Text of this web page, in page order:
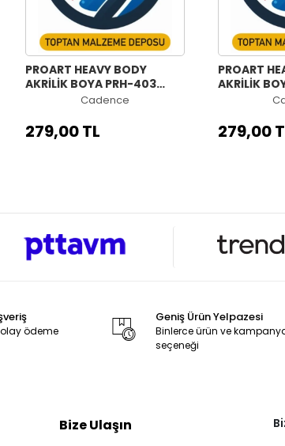
PROART HEAVY BODY
AKRİLİK BOYA PRH-403
MENEKŞE 120ML
Cadence
279,00 TL
PROART
AKRİLİK
KIRMIZI
279,00
ödeme
Geniş Ürün Yelpazesi
Binlerce ürün ve
seçeneği
Bize Ulaşın